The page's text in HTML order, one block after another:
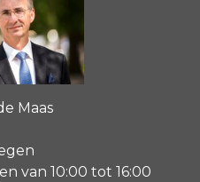
Maas
van 10:00 tot 16:00